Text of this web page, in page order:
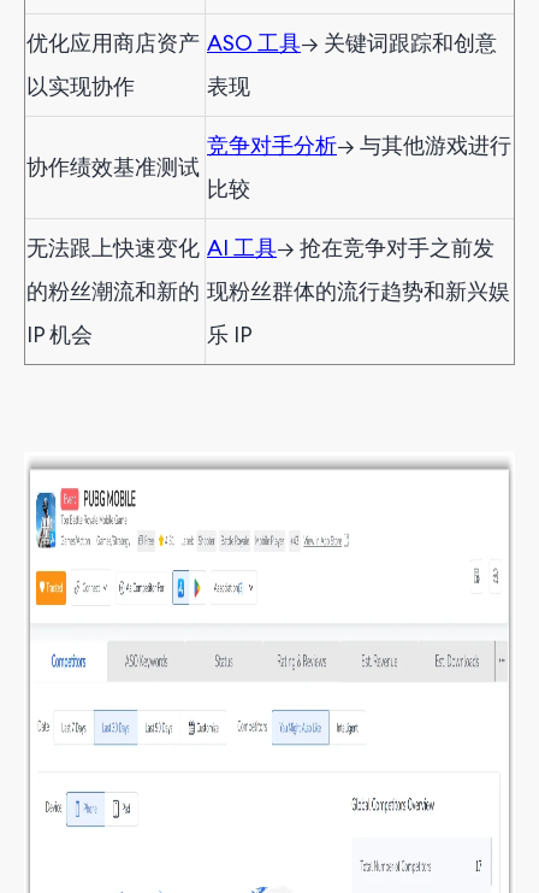
优化应用商店资产
以实现协作
ASO 工具→ 关键词跟踪和创意
表现
协作绩效基准测试
竞争对手分析→ 与其他游戏进行
比较
无法跟上快速变化
的粉丝潮流和新的
IP 机会
AI 工具→ 抢在竞争对手之前发
现粉丝群体的流行趋势和新兴娱
乐 IP